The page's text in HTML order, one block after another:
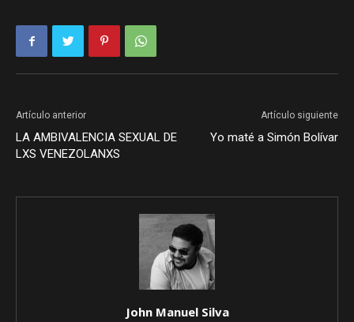
Artículo anterior
LA AMBIVALENCIA SEXUAL DE
LXS VENEZOLANXS
Artículo siguiente
Yo maté a Simón Bolívar
John Manuel Silva